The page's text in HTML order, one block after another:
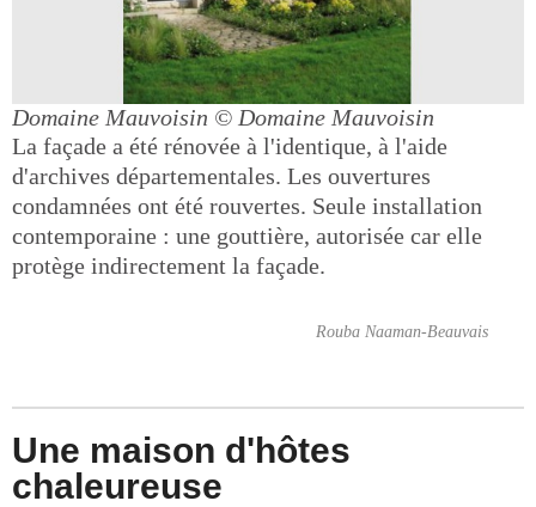
Domaine Mauvoisin © Domaine Mauvoisin
La façade a été rénovée à l'identique, à l'aide
d'archives départementales. Les ouvertures
condamnées ont été rouvertes. Seule installation
contemporaine : une gouttière, autorisée car elle
protège indirectement la façade.
Rouba Naaman-Beauvais
Une maison d'hôtes
chaleureuse